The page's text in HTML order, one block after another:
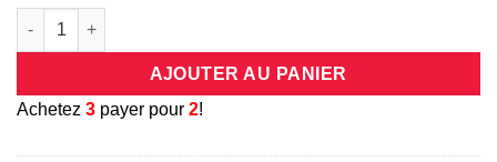
quantité de Coque protection intégrale 360 degrés en
AJOUTER AU PANIER
Achetez 3 payer pour 2!